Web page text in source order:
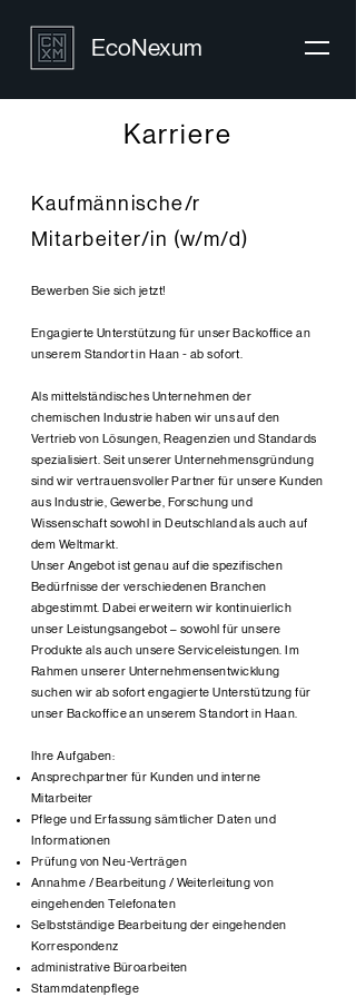
EcoNexum
Karriere
Kaufmännische/r
Mitarbeiter/in (w/m/d)
Bewerben Sie sich jetzt!
Engagierte Unterstützung für unser Backoffice an
unserem Standort in Haan - ab sofort.
Als mittelständisches Unternehmen der
chemischen Industrie haben wir uns auf den
Vertrieb von Lösungen, Reagenzien und Standards
spezialisiert. Seit unserer Unternehmensgründung
sind wir vertrauensvoller Partner für unsere Kunden
aus Industrie, Gewerbe, Forschung und
Wissenschaft sowohl in Deutschland als auch auf
dem Weltmarkt.
Unser Angebot ist genau auf die spezifischen
Bedürfnisse der verschiedenen Branchen
abgestimmt. Dabei erweitern wir kontinuierlich
unser Leistungsangebot – sowohl für unsere
Produkte als auch unsere Serviceleistungen. Im
Rahmen unserer Unternehmensentwicklung
suchen wir ab sofort engagierte Unterstützung für
unser Backoffice an unserem Standort in Haan.
Ihre Aufgaben:​
Ansprechpartner für Kunden und interne
Mitarbeiter
Pflege und Erfassung sämtlicher Daten und
Informationen
Prüfung von Neu-Verträgen
Annahme / Bearbeitung / Weiterleitung von
eingehenden Telefonaten
Selbstständige Bearbeitung der eingehenden
Korrespondenz
administrative Büroarbeiten
Stammdatenpflege